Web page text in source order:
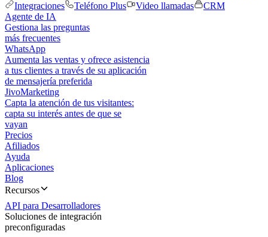
Integraciones
Teléfono Plus Video llamadas
CRM
Agente de IA
Gestiona las preguntas
más frecuentes
WhatsApp
Aumenta las ventas y ofrece asistencia
a tus clientes a través de su aplicación
de mensajería preferida
JivoMarketing
Capta la atención de tus visitantes:
capta su interés antes de que se
vayan
Precios
Afiliados
Ayuda
Aplicaciones
Blog
Recursos
API para Desarrolladores
Soluciones de integración
preconfiguradas